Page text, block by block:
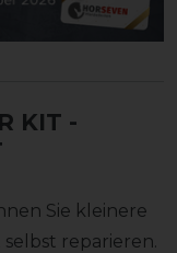
KIT -
Sie kleinere
reparieren.